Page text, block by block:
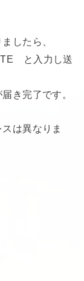
したら、
と入力し送
き完了です。
は異なりま